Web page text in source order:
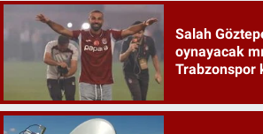
Salah
oynayacak
Trabzonspor